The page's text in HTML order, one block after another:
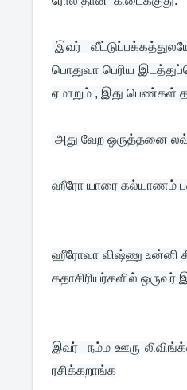
பொதுவா பெரிய
ஏமாறும் , இது பெண்கள்
அது வேற ஒருத்தனை
ஹீரோ யாரை கல்யாணம்
ஹீரோவா விஷ்ணு உன்னி
கதாசிரியர்களில் ஒருவர்
இவர்  நம்ம ஊரு
ரசிக்கறாங்க